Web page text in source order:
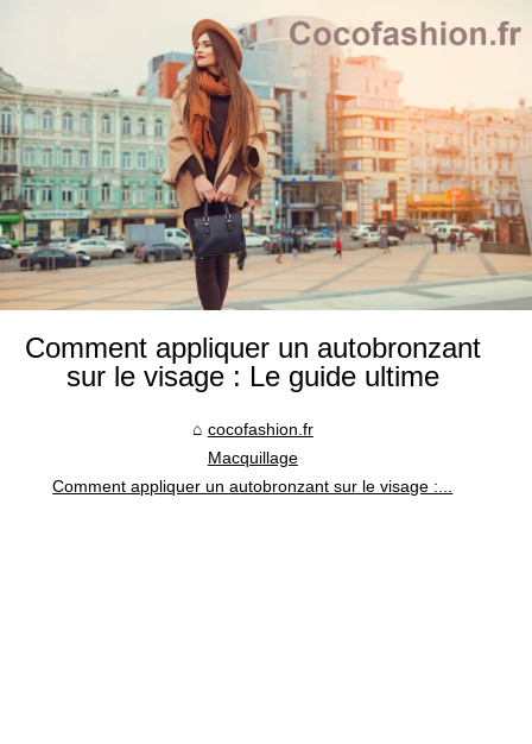
Comment appliquer un autobronzant
sur le visage : Le guide ultime
cocofashion.fr
Macquillage
Comment appliquer un autobronzant sur le visage :...